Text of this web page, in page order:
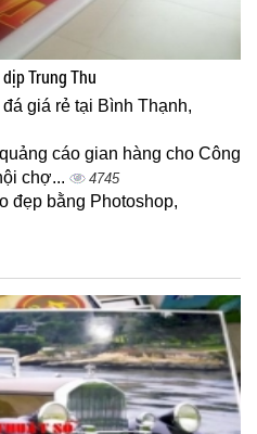
Trung Thu
giá rẻ tại Bình Thạnh,
cáo gian hàng cho Công
chợ...
4745
đẹp bằng Photoshop,